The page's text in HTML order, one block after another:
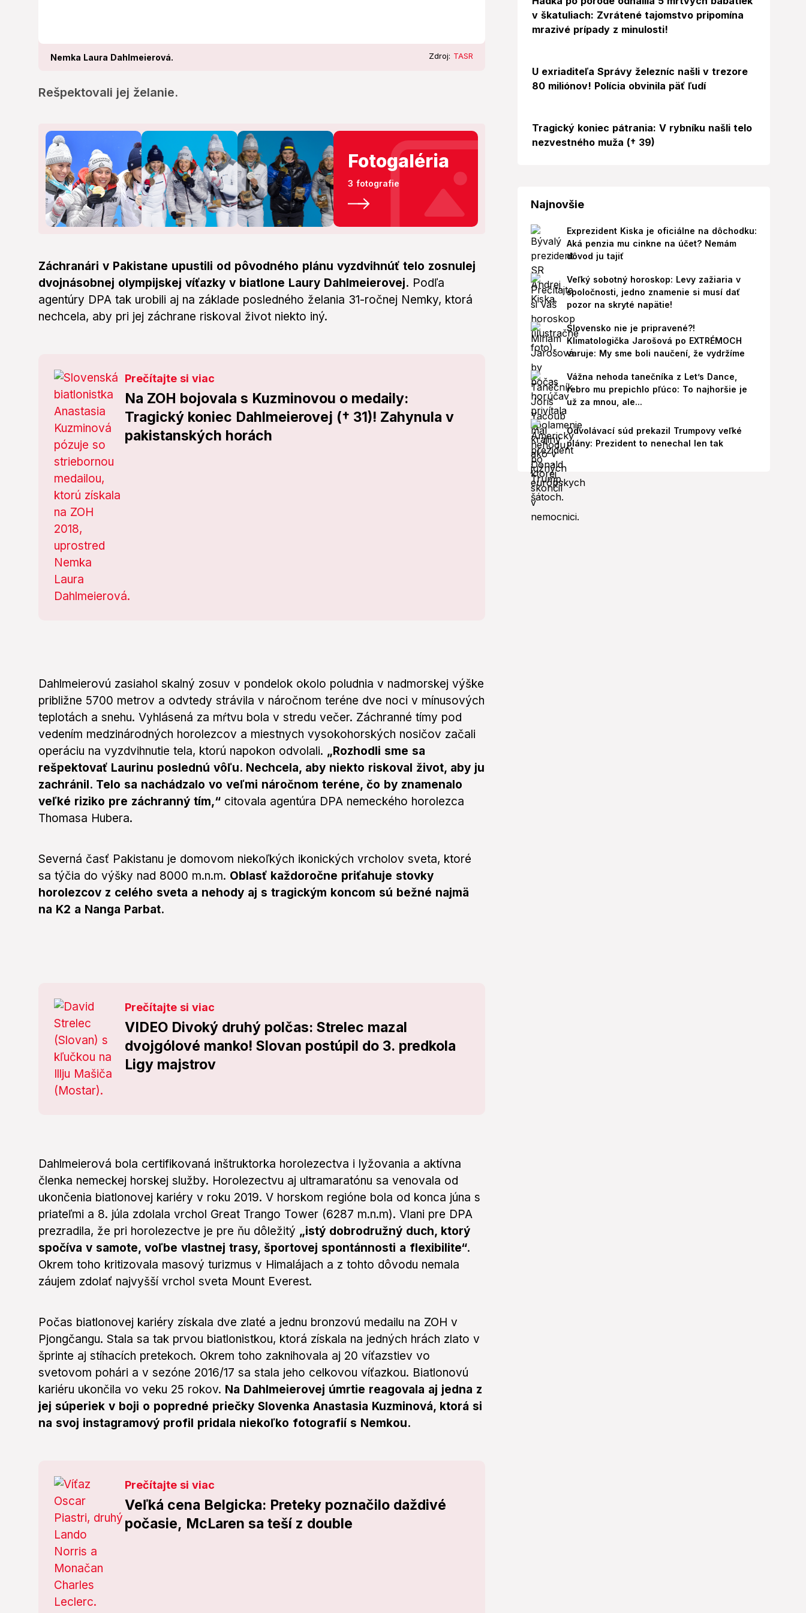
Nemka Laura Dahlmeierová. Zdroj: TASR
Rešpektovali jej želanie.
Fotogaléria
3 fotografie
Záchranári v Pakistane upustili od pôvodného plánu vyzdvihnúť telo zosnulej
dvojnásobnej olympijskej víťazky v biatlone Laury Dahlmeierovej. Podľa
agentúry DPA tak urobili aj na základe posledného želania 31-ročnej Nemky, ktorá
nechcela, aby pri jej záchrane riskoval život niekto iný.
Prečítajte si viac
Na ZOH bojovala s Kuzminovou o medaily:
Tragický koniec Dahlmeierovej († 31)! Zahynula v
pakistanských horách
Dahlmeierovú zasiahol skalný zosuv v pondelok okolo poludnia v nadmorskej výške
približne 5700 metrov a odvtedy strávila v náročnom teréne dve noci v mínusových
teplotách a snehu. Vyhlásená za mŕtvu bola v stredu večer. Záchranné tímy pod
vedením medzinárodných horolezcov a miestnych vysokohorských nosičov začali
operáciu na vyzdvihnutie tela, ktorú napokon odvolali. „Rozhodli sme sa
rešpektovať Laurinu poslednú vôľu. Nechcela, aby niekto riskoval život, aby ju
zachránil. Telo sa nachádzalo vo veľmi náročnom teréne, čo by znamenalo
veľké riziko pre záchranný tím,“ citovala agentúra DPA nemeckého horolezca
Thomasa Hubera.
Severná časť Pakistanu je domovom niekoľkých ikonických vrcholov sveta, ktoré
sa týčia do výšky nad 8000 m.n.m. Oblasť každoročne priťahuje stovky
horolezcov z celého sveta a nehody aj s tragickým koncom sú bežné najmä
na K2 a Nanga Parbat.
Prečítajte si viac
VIDEO Divoký druhý polčas: Strelec mazal
dvojgólové manko! Slovan postúpil do 3. predkola
Ligy majstrov
Dahlmeierová bola certifikovaná inštruktorka horolezectva i lyžovania a aktívna
členka nemeckej horskej služby. Horolezectvu aj ultramaratónu sa venovala od
ukončenia biatlonovej kariéry v roku 2019. V horskom regióne bola od konca júna s
priateľmi a 8. júla zdolala vrchol Great Trango Tower (6287 m.n.m). Vlani pre DPA
prezradila, že pri horolezectve je pre ňu dôležitý „istý dobrodružný duch, ktorý
spočíva v samote, voľbe vlastnej trasy, športovej spontánnosti a flexibilite“.
Okrem toho kritizovala masový turizmus v Himalájach a z tohto dôvodu nemala
záujem zdolať najvyšší vrchol sveta Mount Everest.
Počas biatlonovej kariéry získala dve zlaté a jednu bronzovú medailu na ZOH v
Pjongčangu. Stala sa tak prvou biatlonistkou, ktorá získala na jedných hrách zlato v
šprinte aj stíhacích pretekoch. Okrem toho zaknihovala aj 20 víťazstiev vo
svetovom pohári a v sezóne 2016/17 sa stala jeho celkovou víťazkou. Biatlonovú
kariéru ukončila vo veku 25 rokov. Na Dahlmeierovej úmrtie reagovala aj jedna z
jej súperiek v boji o popredné priečky Slovenka Anastasia Kuzminová, ktorá si
na svoj instagramový profil pridala niekoľko fotografií s Nemkou.
Prečítajte si viac
Veľká cena Belgicka: Preteky poznačilo daždivé
počasie, McLaren sa teší z double
v škatuliach: Zvrátené tajomstvo pripomína
mrazivé prípady z minulosti!
U exriaditeľa Správy železníc našli v trezore
80 miliónov! Polícia obvinila päť ľudí
Tragický koniec pátrania: V rybníku našli telo
nezvestného muža († 39)
Najnovšie
Exprezident Kiska je oficiálne na dôchodku:
Aká penzia mu cinkne na účet? Nemám
dôvod ju tajiť
Veľký sobotný horoskop: Levy zažiaria v
spoločnosti, jedno znamenie si musí dať
pozor na skryté napätie!
Slovensko nie je pripravené?!
Klimatologička Jarošová po EXTRÉMOCH
varuje: My sme boli naučení, že vydržíme
Vážna nehoda tanečníka z Let’s Dance,
rebro mu prepichlo pľúco: To najhoršie je
už za mnou, ale...
Odvolávací súd prekazil Trumpovy veľké
plány: Prezident to nenechal len tak